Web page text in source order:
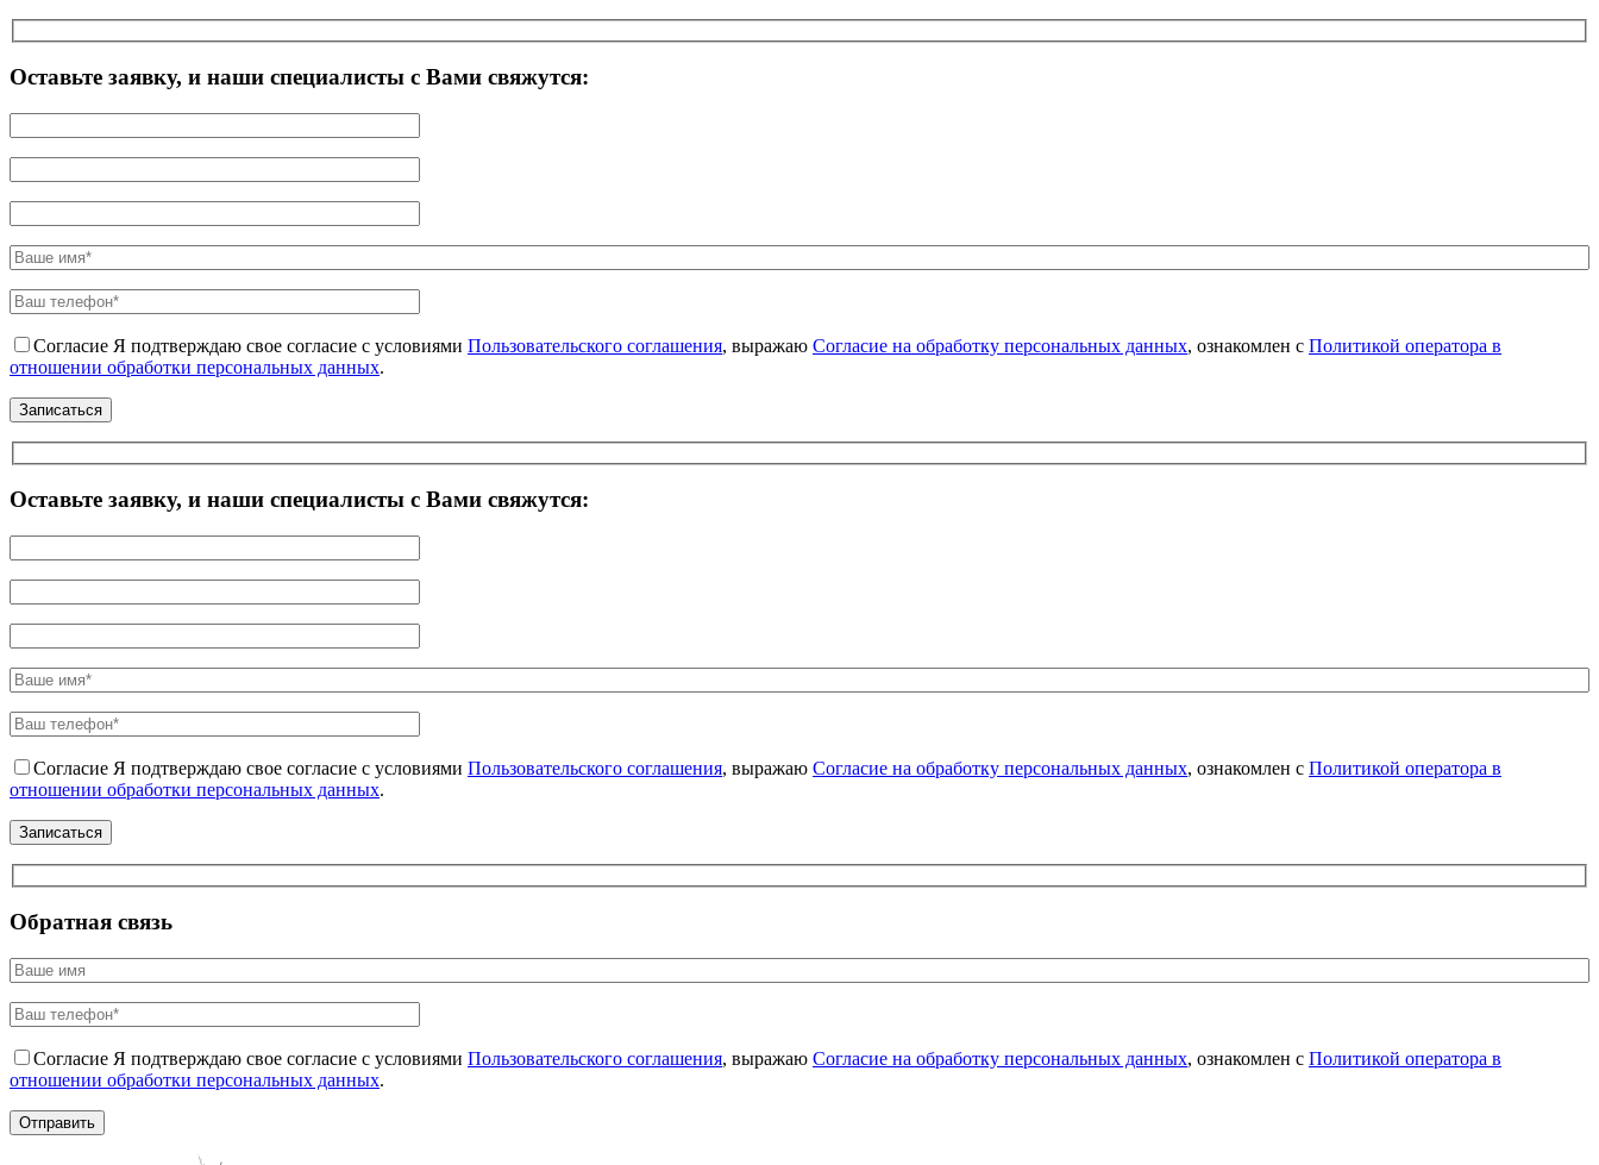
Оставьте заявку, и наши специалисты с Вами свяжутся:
Согласие Я подтверждаю свое согласие с условиями Пользовательского соглашения, выражаю Согласие на обработку персональных данных, ознакомлен с Политикой оператора в
отношении обработки персональных данных.
Оставьте заявку, и наши специалисты с Вами свяжутся:
Согласие Я подтверждаю свое согласие с условиями Пользовательского соглашения, выражаю Согласие на обработку персональных данных, ознакомлен с Политикой оператора в
отношении обработки персональных данных.
Обратная связь
Согласие Я подтверждаю свое согласие с условиями Пользовательского соглашения, выражаю Согласие на обработку персональных данных, ознакомлен с Политикой оператора в
отношении обработки персональных данных.